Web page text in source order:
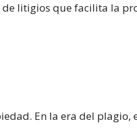
litigios que facilita la
En la era del plagio,